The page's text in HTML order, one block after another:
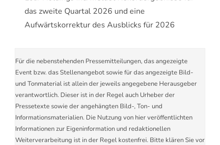
das zweite Quartal 2026 und eine
Aufwärtskorrektur des Ausblicks für 2026
Für die nebenstehenden Pressemitteilungen, das angezeigte
Event bzw. das Stellenangebot sowie für das angezeigte Bild-
und Tonmaterial ist allein der jeweils angegebene Herausgeber
verantwortlich. Dieser ist in der Regel auch Urheber der
Pressetexte sowie der angehängten Bild-, Ton- und
Informationsmaterialien. Die Nutzung von hier veröffentlichten
Informationen zur Eigeninformation und redaktionellen
Weiterverarbeitung ist in der Regel kostenfrei. Bitte klären Sie vor